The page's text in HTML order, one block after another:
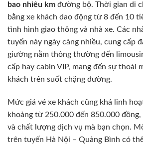
bao nhiêu km đường bộ. Thời gian di
bằng xe khách dao động từ 8 đến 10
tình hình giao thông và nhà xe. Các
tuyến này ngày càng nhiều, cung cấp
giường nằm thông thường đến
cấp hay cabin VIP, mang đến sự thoải
khách trên suốt chặng đường.
Mức giá vé xe khách cũng khá linh
khoảng từ 250.000 đến 850.000
và chất lượng dịch vụ mà bạn chọn.
trên tuyến Hà Nội – Quảng Bình có